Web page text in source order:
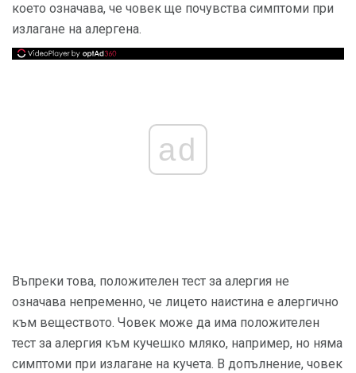
което означава, че човек ще почувства симптоми при
излагане на алергена.
ad
Въпреки това, положителен тест за алергия не
означава непременно, че лицето наистина е алергично
към веществото. Човек може да има положителен
тест за алергия към кучешко мляко, например, но няма
симптоми при излагане на кучета. В допълнение, човек